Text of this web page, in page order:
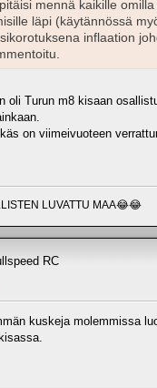
mennä kaikille
läpi (käytännössä
inflaation
oli Turun m8 kisaan
on viimeivuoteen
LUVATTU MAA😂😂
RC
kuskeja molemmissa